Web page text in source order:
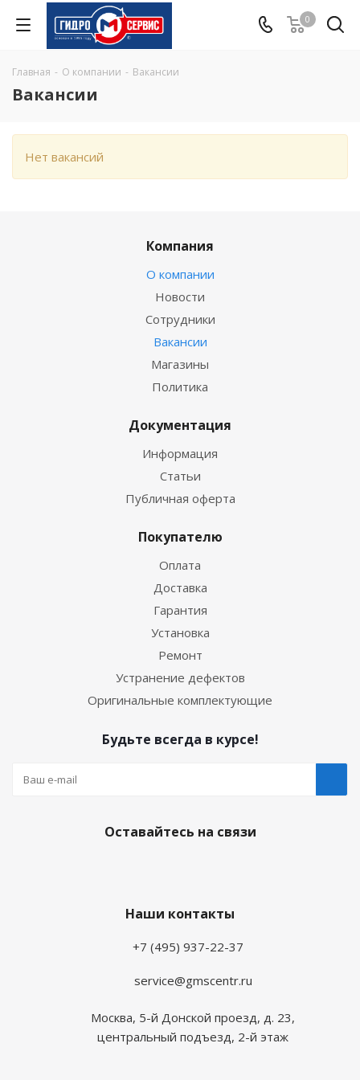
0
Главная - О компании - Вакансии
Вакансии
Нет вакансий
Компания
О компании
Новости
Сотрудники
Вакансии
Магазины
Политика
Документация
Информация
Статьи
Публичная оферта
Покупателю
Оплата
Доставка
Гарантия
Установка
Ремонт
Устранение дефектов
Оригинальные комплектующие
Будьте всегда в курсе!
Оставайтесь на связи
Наши контакты
+7 (495) 937-22-37
service@gmscentr.ru
Москва, 5-й Донской проезд, д. 23,
центральный подъезд, 2-й этаж